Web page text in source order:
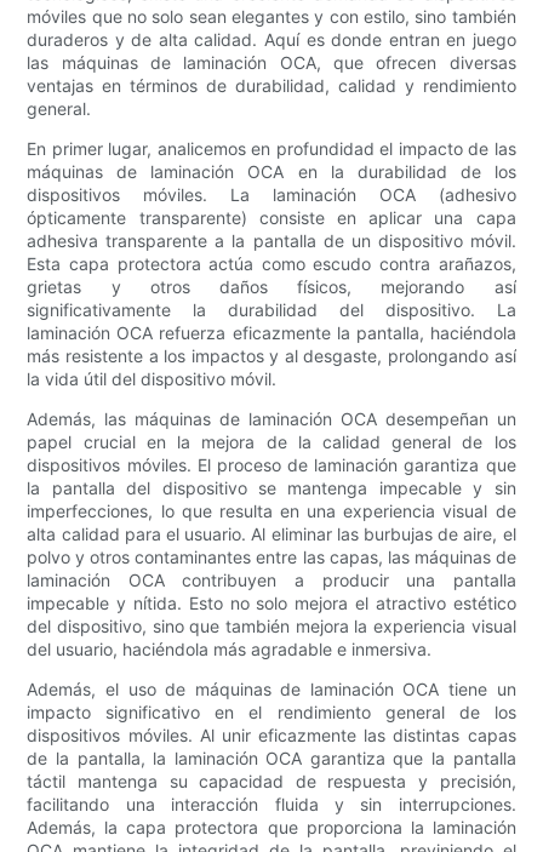
móviles que no solo sean elegantes y con estilo, sino también
duraderos y de alta calidad. Aquí es donde entran en juego
las máquinas de laminación OCA, que ofrecen diversas
ventajas en términos de durabilidad, calidad y rendimiento
general.
En primer lugar, analicemos en profundidad el impacto de las
máquinas de laminación OCA en la durabilidad de los
dispositivos móviles. La laminación OCA (adhesivo
ópticamente transparente) consiste en aplicar una capa
adhesiva transparente a la pantalla de un dispositivo móvil.
Esta capa protectora actúa como escudo contra arañazos,
grietas y otros daños físicos, mejorando así
significativamente la durabilidad del dispositivo. La
laminación OCA refuerza eficazmente la pantalla, haciéndola
más resistente a los impactos y al desgaste, prolongando así
la vida útil del dispositivo móvil.
Además, las máquinas de laminación OCA desempeñan un
papel crucial en la mejora de la calidad general de los
dispositivos móviles. El proceso de laminación garantiza que
la pantalla del dispositivo se mantenga impecable y sin
imperfecciones, lo que resulta en una experiencia visual de
alta calidad para el usuario. Al eliminar las burbujas de aire, el
polvo y otros contaminantes entre las capas, las máquinas de
laminación OCA contribuyen a producir una pantalla
impecable y nítida. Esto no solo mejora el atractivo estético
del dispositivo, sino que también mejora la experiencia visual
del usuario, haciéndola más agradable e inmersiva.
Además, el uso de máquinas de laminación OCA tiene un
impacto significativo en el rendimiento general de los
dispositivos móviles. Al unir eficazmente las distintas capas
de la pantalla, la laminación OCA garantiza que la pantalla
táctil mantenga su capacidad de respuesta y precisión,
facilitando una interacción fluida y sin interrupciones.
Además, la capa protectora que proporciona la laminación